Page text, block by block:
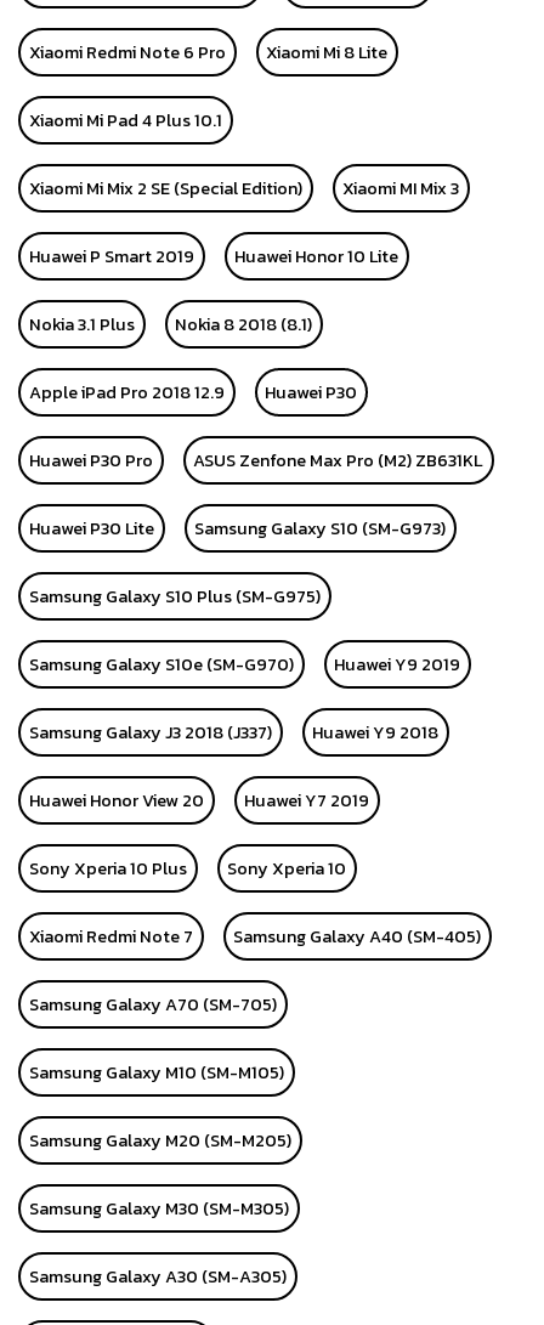
Xiaomi Redmi Note 6 Pro Xiaomi Mi 8 Lite
Xiaomi Mi Pad 4 Plus 10.1
Xiaomi Mi Mix 2 SE (Special Edition) Xiaomi MI Mix 3
Huawei P Smart 2019 Huawei Honor 10 Lite
Nokia 3.1 Plus Nokia 8 2018 (8.1)
Apple iPad Pro 2018 12.9 Huawei P30
Huawei P30 Pro ASUS Zenfone Max Pro (M2) ZB631KL
Huawei P30 Lite Samsung Galaxy S10 (SM-G973)
Samsung Galaxy S10 Plus (SM-G975)
Samsung Galaxy S10e (SM-G970) Huawei Y9 2019
Samsung Galaxy J3 2018 (J337) Huawei Y9 2018
Huawei Honor View 20 Huawei Y7 2019
Sony Xperia 10 Plus Sony Xperia 10
Xiaomi Redmi Note 7 Samsung Galaxy A40 (SM-405)
Samsung Galaxy A70 (SM-705)
Samsung Galaxy M10 (SM-M105)
Samsung Galaxy M20 (SM-M205)
Samsung Galaxy M30 (SM-M305)
Samsung Galaxy A30 (SM-A305)